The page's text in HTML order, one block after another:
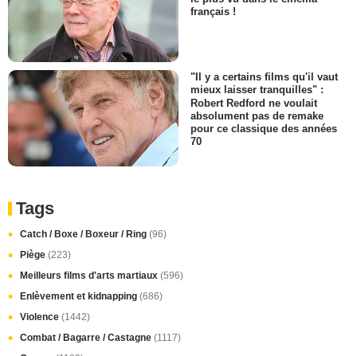
français !
"Il y a certains films qu'il vaut
mieux laisser tranquilles" :
Robert Redford ne voulait
absolument pas de remake
pour ce classique des années
70
Tags
Catch / Boxe / Boxeur / Ring (96)
Piège (223)
Meilleurs films d'arts martiaux (596)
Enlèvement et kidnapping (686)
Violence (1442)
Combat / Bagarre / Castagne (1117)